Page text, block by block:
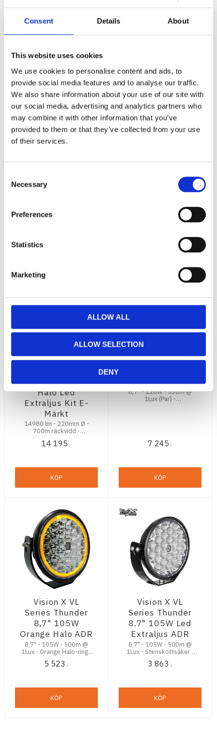
Consent Details About
This website uses cookies
We use cookies to personalise content and ads, to
provide social media features and to analyse our traffic.
We also share information about your use of our site with
our social media, advertising and analytics partners who
may combine it with other information that you’ve
provided to them or that they’ve collected from your use
of their services.
Selection
Necessary
Preferences
Statistics
Marketing
ALLOW ALL
ALLOW SELECTION
DENY
Vision X Light
Cannon ADV 8,7"
140W Halo E-
Märkt
funktionsgaranti
7 455
Vision X Light
Cannon
Adventure 8.7"
700m räckvidd -
kombinerad ljusbild -
Bakgrundsbelysning - E-
funktionsgaranti
Vision X Light
Cannon
280W Orange
Halo Led
Extraljus Kit E-
Märkt
14980 lm - 220mm Ø -
700m räckvidd -
Orange
funktionsgaranti
14 195 :-
KÖP
Vision X VL
Series Thunder
Extraljus Kit ADR
6,7" - 126W - 530m @
1Lux (Par) -
7 245 :-
KÖP
Vision X VL
Series Thunder
8,7" 105W
Orange Halo ADR
8,7" - 105W - 500m @
1Lux - Orange Halo-ring -
Stenskottsäker - ADR -
2-års Funktionsgaranti
5 523 :-
KÖP
Vision X VL
Series Thunder
8.7" 105W Led
Extraljus ADR
8,7" - 105W - 500m @
1Lux - Stenskottsäker -
ADR - 2 års
Funktionsgaranti
3 863 :-
KÖP